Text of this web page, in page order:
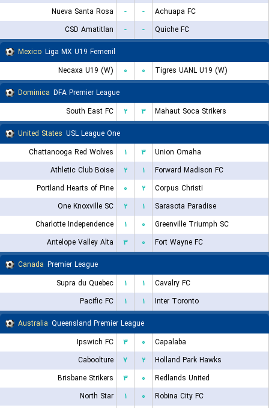
Nueva Santa Rosa
- -
Achuapa FC
CSD Amatitlan
- -
Quiche FC
Mexico Liga MX U19 Femenil
Necaxa U19 (W)
۰ ۰
Tigres UANL U19 (W)
Dominica DFA Premier League
South East FC
۲ ۳
Mahaut Soca Strikers
United States USL League One
Chattanooga Red Wolves
۱ ۳
Union Omaha
Athletic Club Boise
۲ ۱
Forward Madison FC
Portland Hearts of Pine
۰ ۲
Corpus Christi
One Knoxville SC
۲ ۱
Sarasota Paradise
Charlotte Independence
۱ ۰
Greenville Triumph SC
Antelope Valley Alta
۳ ۰
Fort Wayne FC
Canada Premier League
Supra du Quebec
۱ ۱
Cavalry FC
Pacific FC
۱ ۱
Inter Toronto
Australia Queensland Premier League
Ipswich FC
۳ ۰
Capalaba
Caboolture
۷ ۲
Holland Park Hawks
Brisbane Strikers
۳ ۰
Redlands United
North Star
۱ ۰
Robina City FC